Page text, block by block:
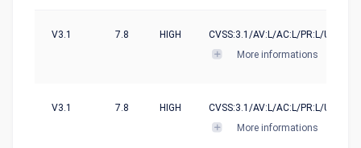
V3.1 7.8 HIGH
CVSS:3.1/AV:L/AC:L/PR:L/UI:N/
More informations
V3.1 7.8 HIGH
CVSS:3.1/AV:L/AC:L/PR:L/UI:N/
More informations